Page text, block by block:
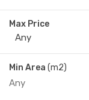
Max Price
Min Area (m2)